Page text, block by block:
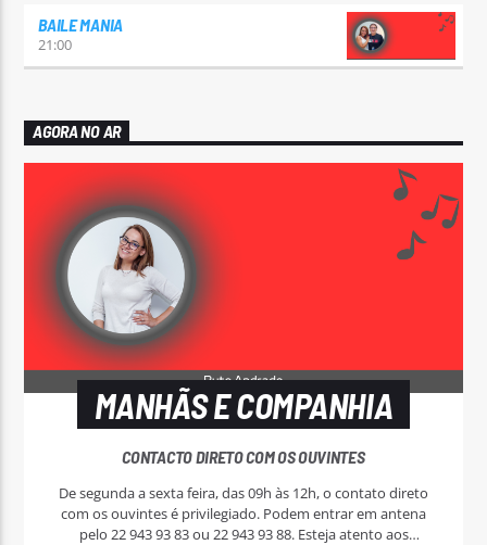
BAILE MANIA
21:00
AGORA NO AR
MANHÃS E COMPANHIA
CONTACTO DIRETO COM OS OUVINTES
De segunda a sexta feira, das 09h às 12h, o contato direto
com os ouvintes é privilegiado. Podem entrar em antena
pelo 22 943 93 83 ou 22 943 93 88. Esteja atento aos